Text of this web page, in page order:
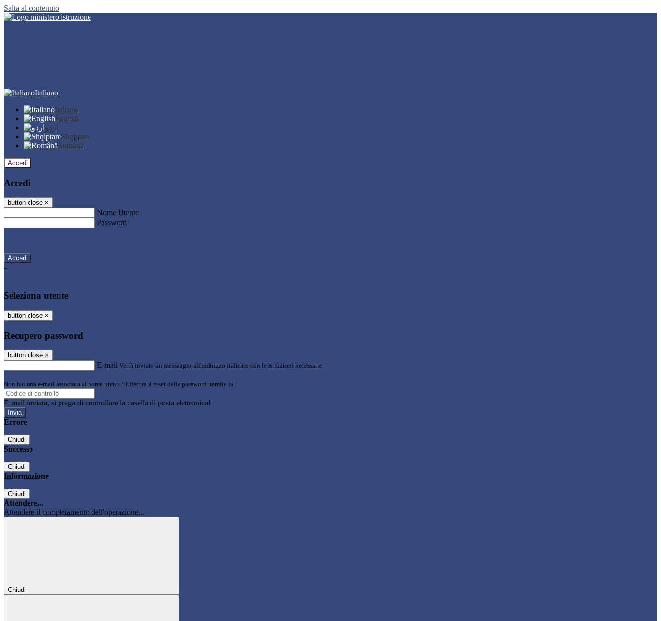
Salta al contenuto
Italiano
Italiano
English
اردو
Shqiptare
Română
Accedi
Accedi
button close ×
Nome Utente
Password
-
Seleziona utente
button close ×
Recupero password
button close ×
E-mail Verrà inviato un messaggio all'indirizzo indicato con le istruzioni necessarie.
Non hai una e-mail associata al nome utente? Effettua il reset della password tramite la
E-mail inviata, si prega di controllare la casella di posta elettronica!
Errore
Chiudi
Successo
Chiudi
Informazione
Chiudi
Attendere...
Attendere il completamento dell'operazione...
Chiudi